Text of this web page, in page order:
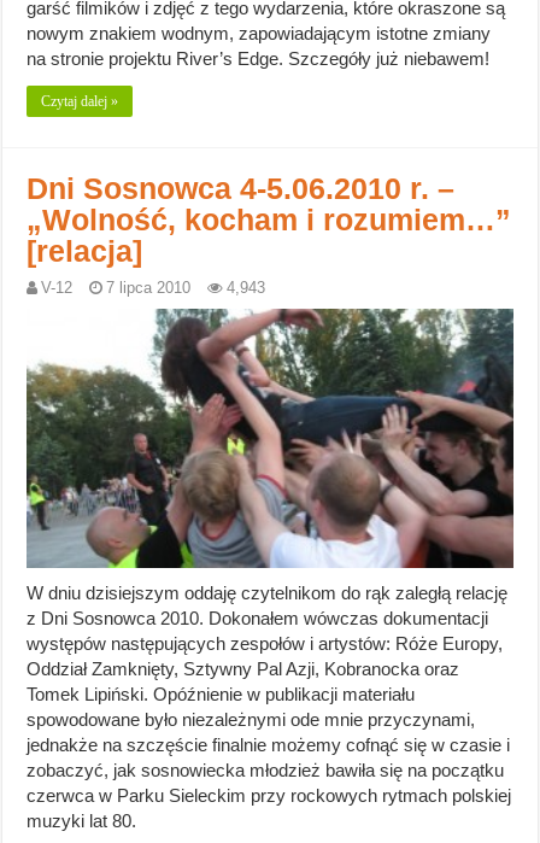
garść filmików i zdjęć z tego wydarzenia, które okraszone są
nowym znakiem wodnym, zapowiadającym istotne zmiany
na stronie projektu River’s Edge. Szczegóły już niebawem!
Czytaj dalej »
Dni Sosnowca 4-5.06.2010 r. –
„Wolność, kocham i rozumiem…”
[relacja]
V-12 7 lipca 2010 4,943
W dniu dzisiejszym oddaję czytelnikom do rąk zaległą relację
z Dni Sosnowca 2010. Dokonałem wówczas dokumentacji
występów następujących zespołów i artystów: Róże Europy,
Oddział Zamknięty, Sztywny Pal Azji, Kobranocka oraz
Tomek Lipiński. Opóźnienie w publikacji materiału
spowodowane było niezależnymi ode mnie przyczynami,
jednakże na szczęście finalnie możemy cofnąć się w czasie i
zobaczyć, jak sosnowiecka młodzież bawiła się na początku
czerwca w Parku Sieleckim przy rockowych rytmach polskiej
muzyki lat 80.